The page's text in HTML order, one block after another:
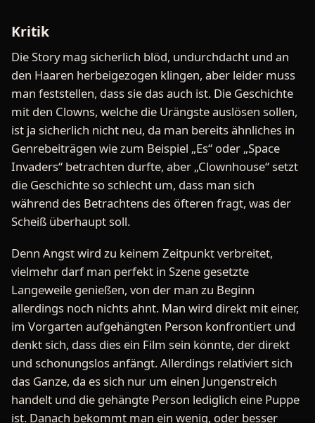
Kritik
Die Story mag sicherlich blöd, undurchdacht und an
den Haaren herbeigezogen klingen, aber leider muss
man feststellen, dass sie das auch ist. Die Geschichte
mit den Clowns, welche die Urängste auslösen sollen,
ist ja sicherlich nicht neu, da man bereits ähnliches in
Genrebeiträgen wie zum Beispiel „Es“ oder „Space
Invaders“ betrachten durfte, aber „Clownhouse“ setzt
die Geschichte so schlecht um, dass man sich
während des Betrachtens des öfteren fragt, was der
Scheiß überhaupt soll.
Denn Angst wird zu keinem Zeitpunkt verbreitet,
vielmehr darf man perfekt in Szene gesetzte
Langeweile genießen, von der man zu Beginn
allerdings noch nichts ahnt. Man wird direkt mit einer,
im Vorgarten aufgehängten Person konfrontiert und
denkt sich, dass dies ein Film sein könnte, der direkt
und schonungslos anfängt. Allerdings relativiert sich
das Ganze, da es sich nur um einen Jungenstreich
handelt und die gehängte Person lediglich eine Puppe
ist. Danach bekommt man ein wenig, oder besser